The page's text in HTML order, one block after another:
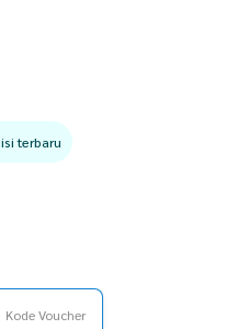
terbaru
Kode Voucher